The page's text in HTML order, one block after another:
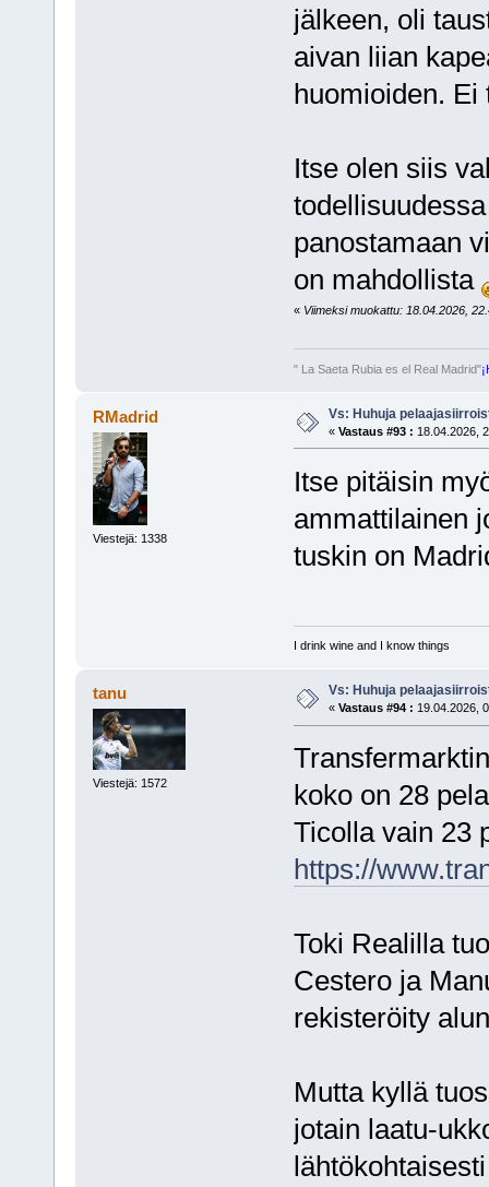
jälkeen, oli
aivan liian
huomioiden.
Itse olen siis
panostamaan
on mahdollista
« Viimeksi muokattu: 18.04.2026,
" La Saeta Rubia es el Real Madrid"
RMadrid
Viestejä: 1338
Vs: Huhuja
« Vastaus #93 : 18.04.2026,
Itse pitäisin
ammattilainen
tuskin on
I drink wine and I know things
tanu
Viestejä: 1572
Vs: Huhuja
« Vastaus #94 : 19.04.2026,
koko on 28
Ticolla vain 23
https://
Toki Realilla
Cestero ja
rekisteröity
Mutta kyllä
jotain laatu-